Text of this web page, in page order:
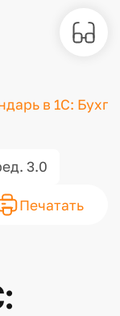
в 1С:
3.0
Печатать